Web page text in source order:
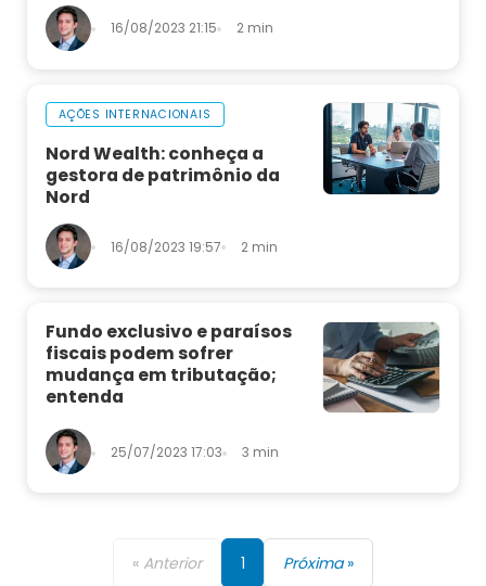
16/08/2023 21:15 2 min
AÇÕES INTERNACIONAIS
Nord Wealth: conheça a
gestora de patrimônio da
Nord
16/08/2023 19:57 2 min
Fundo exclusivo e paraísos
fiscais podem sofrer
mudança em tributação;
entenda
25/07/2023 17:03 3 min
« Anterior 1 Próxima »